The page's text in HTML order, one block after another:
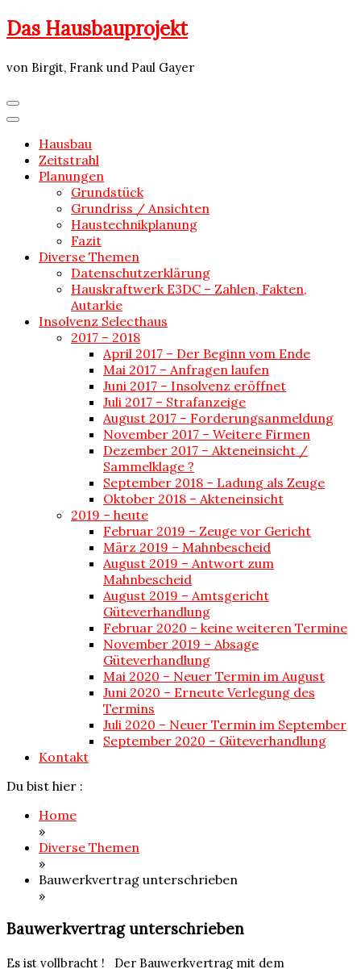
Skip
to
Das Hausbauprojekt
von Birgit, Frank und Paul Gayer
Hausbau
Zeitstrahl
Planungen
Grundstück
Grundriss / Ansichten
Haustechnikplanung
Fazit
Diverse Themen
Datenschutzerklärung
Hauskraftwerk E3DC – Zahlen, Fakten,
Autarkie
Insolvenz Selecthaus
2017 – 2018
April 2017 – Der Beginn vom Ende
Mai 2017 – Anfragen laufen
Juni 2017 – Insolvenz eröffnet
Juli 2017 – Strafanzeige
August 2017 – Forderungsanmeldung
November 2017 – Weitere Firmen
Dezember 2017 – Akteneinsicht /
Sammelklage ?
September 2018 – Ladung als Zeuge
Oktober 2018 – Akteneinsicht
2019 – heute
Februar 2019 – Zeuge vor Gericht
März 2019 – Mahnbescheid
August 2019 – Antwort zum
Mahnbescheid
August 2019 – Amtsgericht
Güteverhandlung
Februar 2020 – keine weiteren Termine
November 2019 – Absage
Güteverhandlung
Mai 2020 – Neuer Termin im August
Juni 2020 – Erneute Verlegung des
Termins
Juli 2020 – Neuer Termin im September
September 2020 – Güteverhandlung
Kontakt
Du bist hier :
Home
»
Diverse Themen
»
Bauwerkvertrag unterschrieben
»
Bauwerkvertrag unterschrieben
Es ist vollbracht ! Der Bauwerkvertrag mit dem